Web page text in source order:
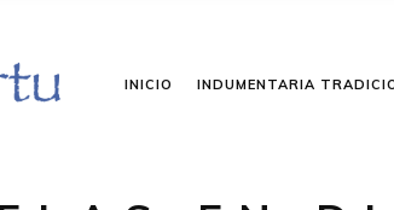
INICIO INDUMENTARIA